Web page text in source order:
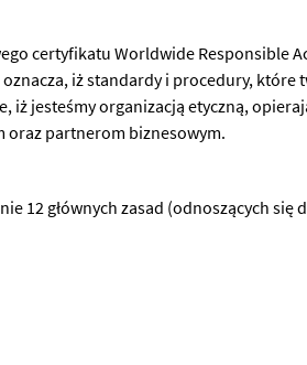
certyfikatu Worldwide Responsible
iż standardy i procedury, które
jesteśmy organizacją etyczną,
oraz partnerom biznesowym.
12 głównych zasad (odnoszących się